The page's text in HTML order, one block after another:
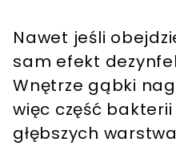
Nawet jeśli
sam efekt
Wnętrze gąbki
więc część bakterii
głębszych